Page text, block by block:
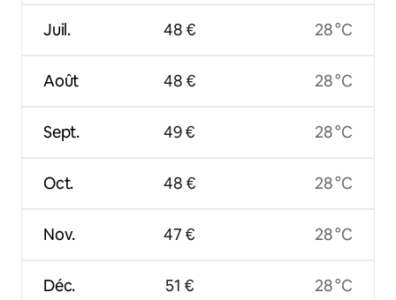
Juil.
Août
Sept.
Oct.
Nov.
Déc.
48 €
48 €
49 €
48 €
47 €
51 €
28 °C
28 °C
28 °C
28 °C
28 °C
28 °C